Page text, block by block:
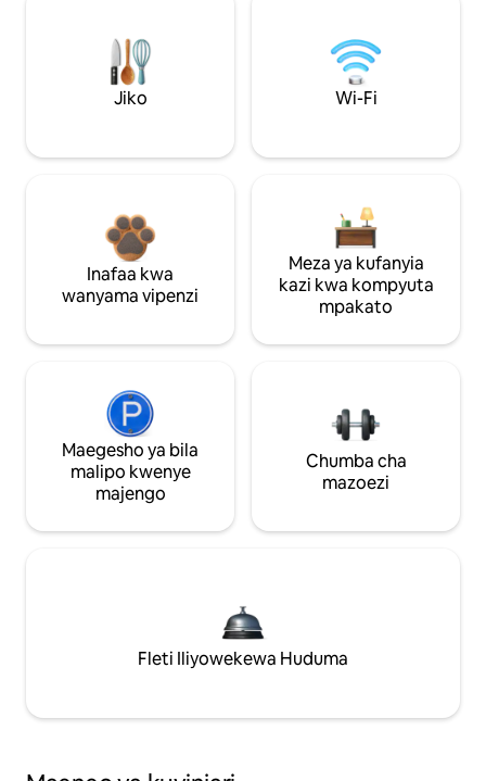
Jiko Wi-Fi
Inafaa kwa
wanyama vipenzi
Meza ya kufanyia
kazi kwa kompyuta
mpakato
Maegesho ya bila
malipo kwenye
majengo
Chumba cha
mazoezi
Fleti Iliyowekewa Huduma